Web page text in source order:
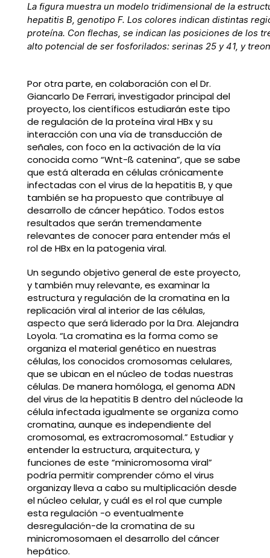
La figura muestra un modelo tridimensional de la
hepatitis B, genotipo F. Los colores indican distintas
proteína. Con flechas, se indican las posiciones de los
alto potencial de ser fosforilados: serinas 25 y 41, y
Por otra parte, en colaboración con el Dr.
Giancarlo De Ferrari, investigador principal del
proyecto, los científicos estudiarán este tipo
de regulación de la proteína viral HBx y su
interacción con una vía de transducción de
señales, con foco en la activación de la vía
conocida como “Wnt-ß catenina”, que se sabe
que está alterada en células crónicamente
infectadas con el virus de la hepatitis B, y que
también se ha propuesto que contribuye al
desarrollo de cáncer hepático. Todos estos
resultados que serán tremendamente
relevantes de conocer para entender más el
rol de HBx en la patogenia viral.
Un segundo objetivo general de este proyecto,
y también muy relevante, es examinar la
estructura y regulación de la cromatina en la
replicación viral al interior de las células,
aspecto que será liderado por la Dra. Alejandra
Loyola. “La cromatina es la forma como se
organiza el material genético en nuestras
células, los conocidos cromosomas celulares,
que se ubican en el núcleo de todas nuestras
células. De manera homóloga, el genoma ADN
del virus de la hepatitis B dentro del núcleode la
célula infectada igualmente se organiza como
cromatina, aunque es independiente del
cromosomal, es extracromosomal.” Estudiar y
entender la estructura, arquitectura, y
funciones de este “minicromosoma viral”
podría permitir comprender cómo el virus
organizay lleva a cabo su multiplicación desde
el núcleo celular, y cuál es el rol que cumple
esta regulación -o eventualmente
desregulación-de la cromatina de su
minicromosomaen el desarrollo del cáncer
hepático.